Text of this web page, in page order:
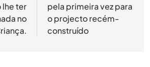
lhe ter
no
pela primeira vez para
o projecto recém-
construído